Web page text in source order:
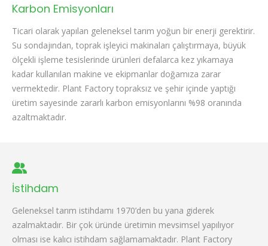
Karbon Emisyonları
Ticari olarak yapılan geleneksel tarım yoğun bir enerji gerektirir.
Su sondajından, toprak işleyici makinaları çalıştırmaya, büyük
ölçekli işleme tesislerinde ürünleri defalarca kez yıkamaya
kadar kullanılan makine ve ekipmanlar doğamıza zarar
vermektedir. Plant Factory topraksız ve şehir içinde yaptığı
üretim sayesinde zararlı karbon emisyonlarını %98 oranında
azaltmaktadır.
İstihdam
Geleneksel tarım istihdamı 1970’den bu yana giderek
azalmaktadır. Bir çok üründe üretimin mevsimsel yapılıyor
olması ise kalıcı istihdam sağlamamaktadır. Plant Factory